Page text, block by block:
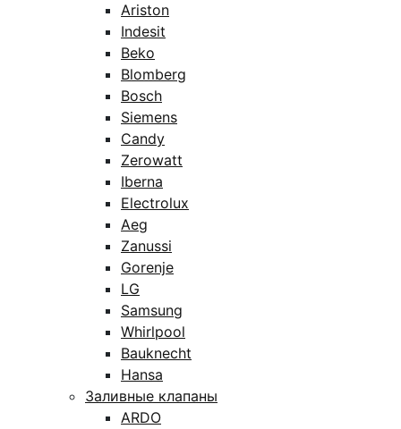
Ariston
Indesit
Beko
Blomberg
Bosch
Siemens
Candy
Zerowatt
Iberna
Electrolux
Aeg
Zanussi
Gorenje
LG
Samsung
Whirlpool
Bauknecht
Hansa
Заливные клапаны
ARDO